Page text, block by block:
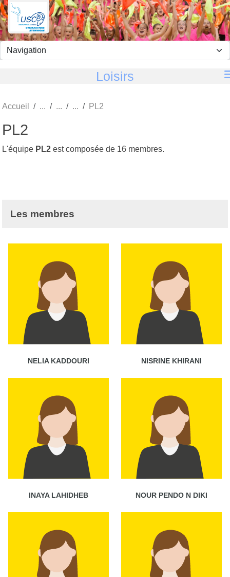
Loisirs
Accueil PL2
PL2
L'équipe PL2 est composée de 16 membres.
Les membres
NELIA KADDOURI NISRINE KHIRANI
INAYA LAHIDHEB NOUR PENDO N DIKI
Panneau de gestion des cookies